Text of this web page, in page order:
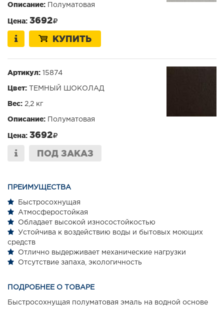
Описание: Полуматовая
Цена: 3692
КУПИТЬ
Артикул: 15874
Цвет: ТЕМНЫЙ ШОКОЛАД
Вес: 2,2 кг
Описание: Полуматовая
Цена: 3692
ПОД ЗАКАЗ
ПРЕИМУЩЕСТВА
Быстросохнущая
Атмосферостойкая
Обладает высокой износостойкостью
Устойчива к воздействию воды и бытовых моющих
средств
Отлично выдерживает механические нагрузки
Отсутствие запаха, экологичность
ПОДРОБНЕЕ О ТОВАРЕ
Быстросохнущая полуматовая эмаль на водной основе